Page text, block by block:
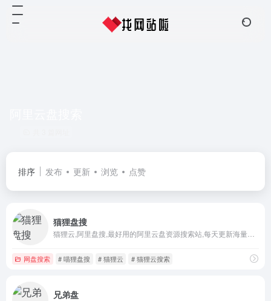
排序 发布 更新 浏览 点赞
猫狸盘搜
网盘搜索 # 喵狸盘搜 # 猫狸云 # 猫狸云搜索
兄弟盘